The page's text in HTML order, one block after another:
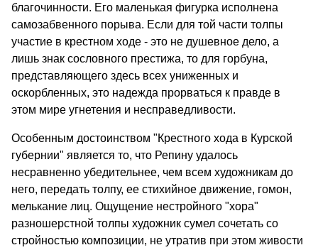
благочинности. Его маленькая фигурка исполнена
самозабвенного порыва. Если для той части толпы
участие в крестном ходе - это не душевное дело, а
лишь знак сословного престижа, то для горбуна,
представляющего здесь всех униженных и
оскорбленных, это надежда прорваться к правде в
этом мире угнетения и несправедливости.
Особенным достоинством "Крестного хода в Курской
губернии" является то, что Репину удалось
несравненно убедительнее, чем всем художникам до
него, передать толпу, ее стихийное движение, гомон,
мелькание лиц. Ощущение нестройного "хора"
разношерстной толпы художник сумел сочетать со
стройностью композиции, не утратив при этом живости